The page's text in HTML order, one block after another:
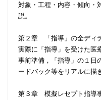
対象・工程・内容・傾向・
説。
第２章 「指導」の全ディ
実際に「指導」を受けた医
事前準備，「指導」の１日
ードバック等をリアルに描
第３章 模擬レセプト指導